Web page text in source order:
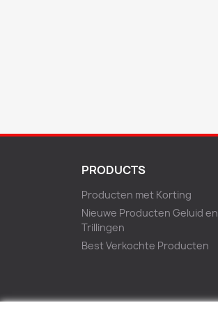
PRODUCTS
Producten met Korting
Nieuwe Producten Geluid en
Trillingen
Best Verkochte Producten